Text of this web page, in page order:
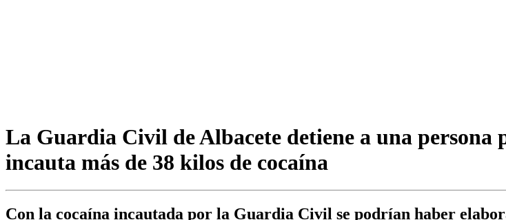
La Guardia Civil de Albacete detiene a una
incauta más de 38 kilos de cocaína
Con la cocaína incautada por la Guardia Civil se podrían haber